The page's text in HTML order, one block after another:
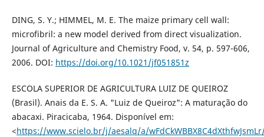
DING, S. Y.; HIMMEL, M. E. The maize primary cell wall:
microfibril: a new model derived from direct visualization.
Journal of Agriculture and Chemistry Food, v. 54, p. 597-606,
2006. DOI: https://doi.org/10.1021/jf051851z
ESCOLA SUPERIOR DE AGRICULTURA LUIZ DE QUEIROZ
(Brasil). Anais da E. S. A. "Luiz de Queiroz": A maturação do
abacaxi. Piracicaba, 1964. Disponível em:
<https://www.scielo.br/j/aesalq/a/